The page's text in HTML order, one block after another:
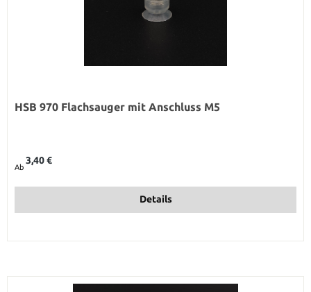
HSB 970 Flachsauger mit Anschluss M5
Ab
3,40 €
Details